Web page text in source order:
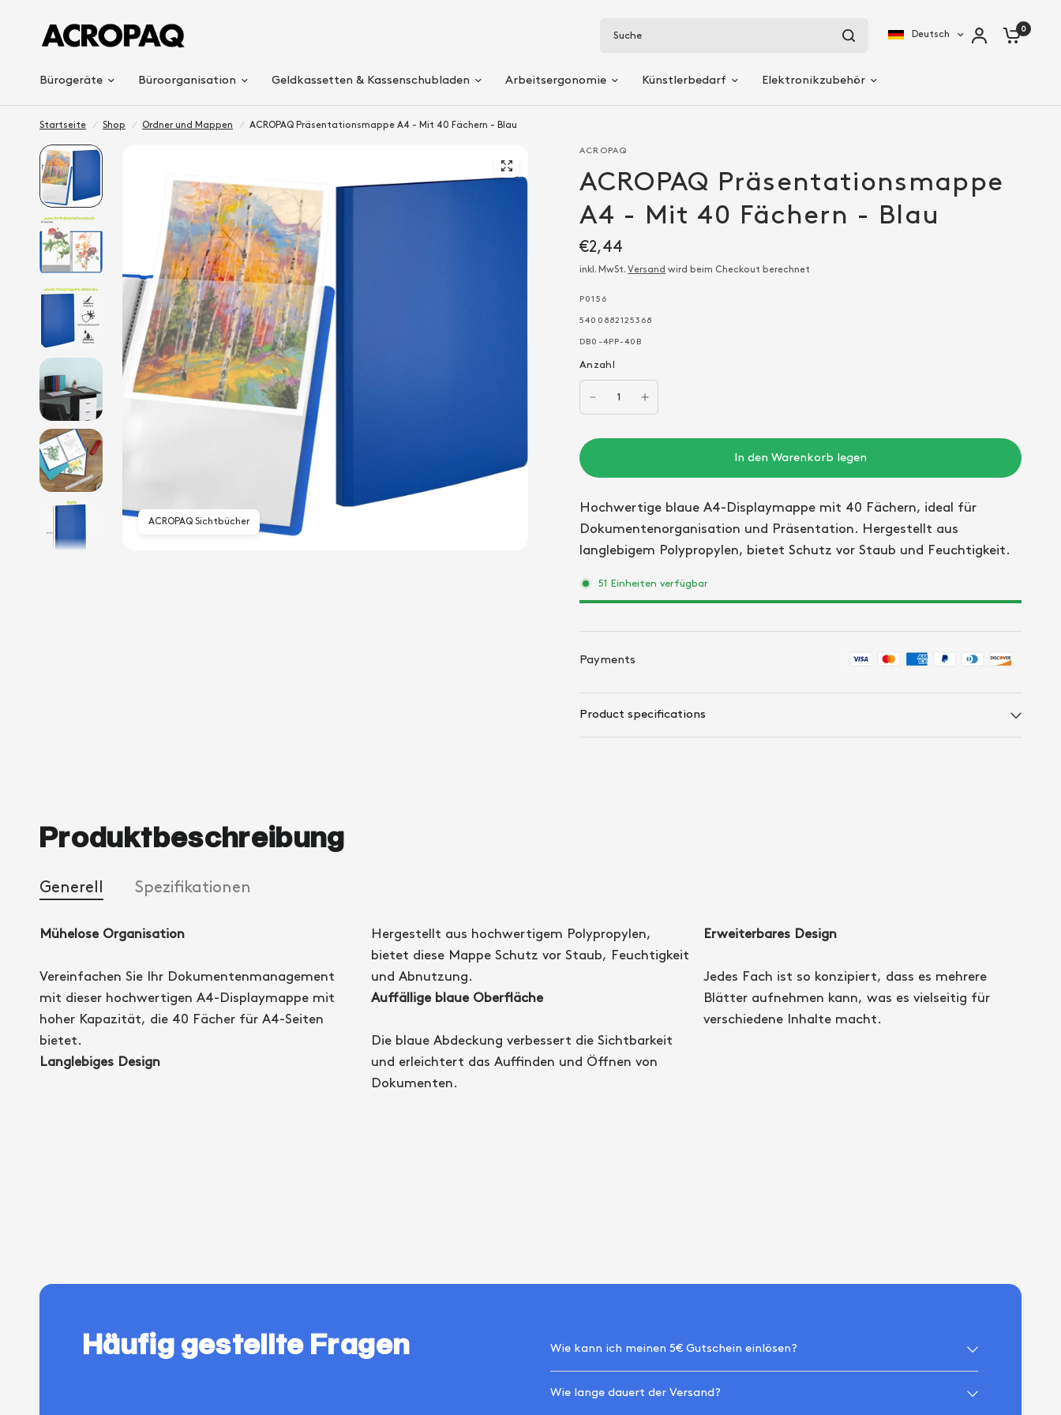
Deutsch
0
Bürogeräte Büroorganisation Geldkassetten & Kassenschubladen Arbeitsergonomie Künstlerbedarf Elektronikzubehör
Startseite / Shop / Ordner und Mappen / ACROPAQ Präsentationsmappe A4 - Mit 40 Fächern - Blau
ACROPAQ Sichtbücher ACROPAQ Sichtbücher
ACROPAQ
ACROPAQ Präsentationsmappe
A4 - Mit 40 Fächern - Blau
€2,44
inkl. MwSt.Versand wird beim Checkout berechnet
P0156
5400882125368
DB0-4PP-40B
Anzahl
In den Warenkorb legen
Hochwertige blaue A4-Displaymappe mit 40 Fächern, ideal für
Dokumentenorganisation und Präsentation. Hergestellt aus
langlebigem Polypropylen, bietet Schutz vor Staub und Feuchtigkeit.
51 Einheiten verfügbar
Payments
Product specifications
Produktbeschreibung
Generell Spezifikationen
Mühelose Organisation
Vereinfachen Sie Ihr Dokumentenmanagement
mit dieser hochwertigen A4-Displaymappe mit
hoher Kapazität, die 40 Fächer für A4-Seiten
bietet.
Langlebiges Design
Hergestellt aus hochwertigem Polypropylen,
bietet diese Mappe Schutz vor Staub, Feuchtigkeit
und Abnutzung.
Auffällige blaue Oberfläche
Die blaue Abdeckung verbessert die Sichtbarkeit
und erleichtert das Auffinden und Öffnen von
Dokumenten.
Erweiterbares Design
Jedes Fach ist so konzipiert, dass es mehrere
Blätter aufnehmen kann, was es vielseitig für
verschiedene Inhalte macht.
Häufig gestellte Fragen Wie kann ich meinen 5€ Gutschein einlösen?
Wie lange dauert der Versand?